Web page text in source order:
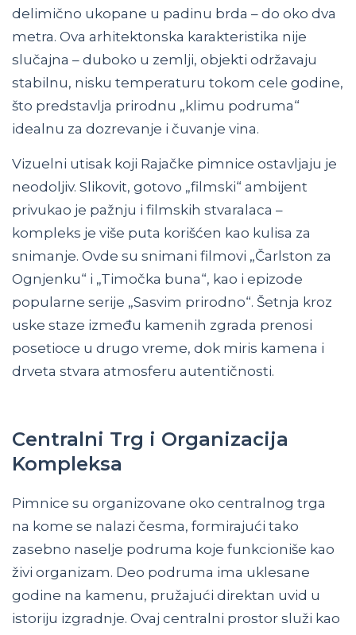
delimično ukopane u padinu brda – do oko dva
metra. Ova arhitektonska karakteristika nije
slučajna – duboko u zemlji, objekti održavaju
stabilnu, nisku temperaturu tokom cele godine,
što predstavlja prirodnu „klimu podruma“
idealnu za dozrevanje i čuvanje vina.
Vizuelni utisak koji Rajačke pimnice ostavljaju je
neodoljiv. Slikovit, gotovo „filmski“ ambijent
privukao je pažnju i filmskih stvaralaca –
kompleks je više puta korišćen kao kulisa za
snimanje. Ovde su snimani filmovi „Čarlston za
Ognjenku“ i „Timočka buna“, kao i epizode
popularne serije „Sasvim prirodno“. Šetnja kroz
uske staze između kamenih zgrada prenosi
posetioce u drugo vreme, dok miris kamena i
drveta stvara atmosferu autentičnosti.
Centralni Trg i Organizacija
Kompleksa
Pimnice su organizovane oko centralnog trga
na kome se nalazi česma, formirajući tako
zasebno naselje podruma koje funkcioniše kao
živi organizam. Deo podruma ima uklesane
godine na kamenu, pružajući direktan uvid u
istoriju izgradnje. Ovaj centralni prostor služi kao